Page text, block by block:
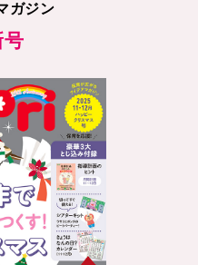
ガジン
号